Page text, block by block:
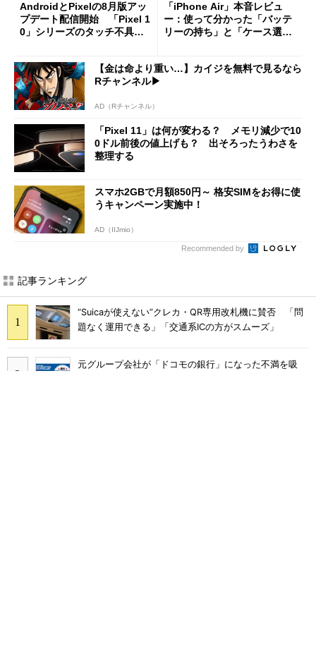
AndroidとPixelの8月版アッ
プデート配信開始 「Pixel 1
0」シリーズのタッチ不具合
「iPhone Air」本音レビュ
ー：使って分かった「バッテ
リーの持ち」と「ケース選
【金は命より重い…】カイジを無料で見るなら
Rチャンネル▶︎
AD（Rチャンネル）
「Pixel 11」は何が変わる？ メモリ減少で10
0ドル前後の値上げも？ 出そろったうわさを
整理する
スマホ2GBで月額850円～ 格安SIMをお得に使
うキャンペーン実施中！
AD（IIJmio）
Recommended by
記事ランキング
“Suicaが使えない”クレカ・QR専用改札機に賛否 「問
題なく運用できる」「交通系ICの方がスムーズ」
元グループ会社が「ドコモの銀行」になった不満を吸